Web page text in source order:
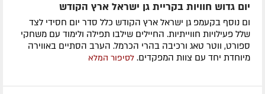
יום גדוש חוויות בקריית גן ישראל ארץ הקודש
ום נוסף בקעמפ גן ישראל ארץ הקודש כלל סדר יום חסידי לצד
שלל פעילויות חווייתיות. החיילים שילבו תפילה ולימוד עם משחקי
ספורט, ווטר טאג ורכיבה בהרי הכרמל. הערב הסתיים באווירה
מיוחדת יחד עם צוות המפקדים. לסיפור המלא